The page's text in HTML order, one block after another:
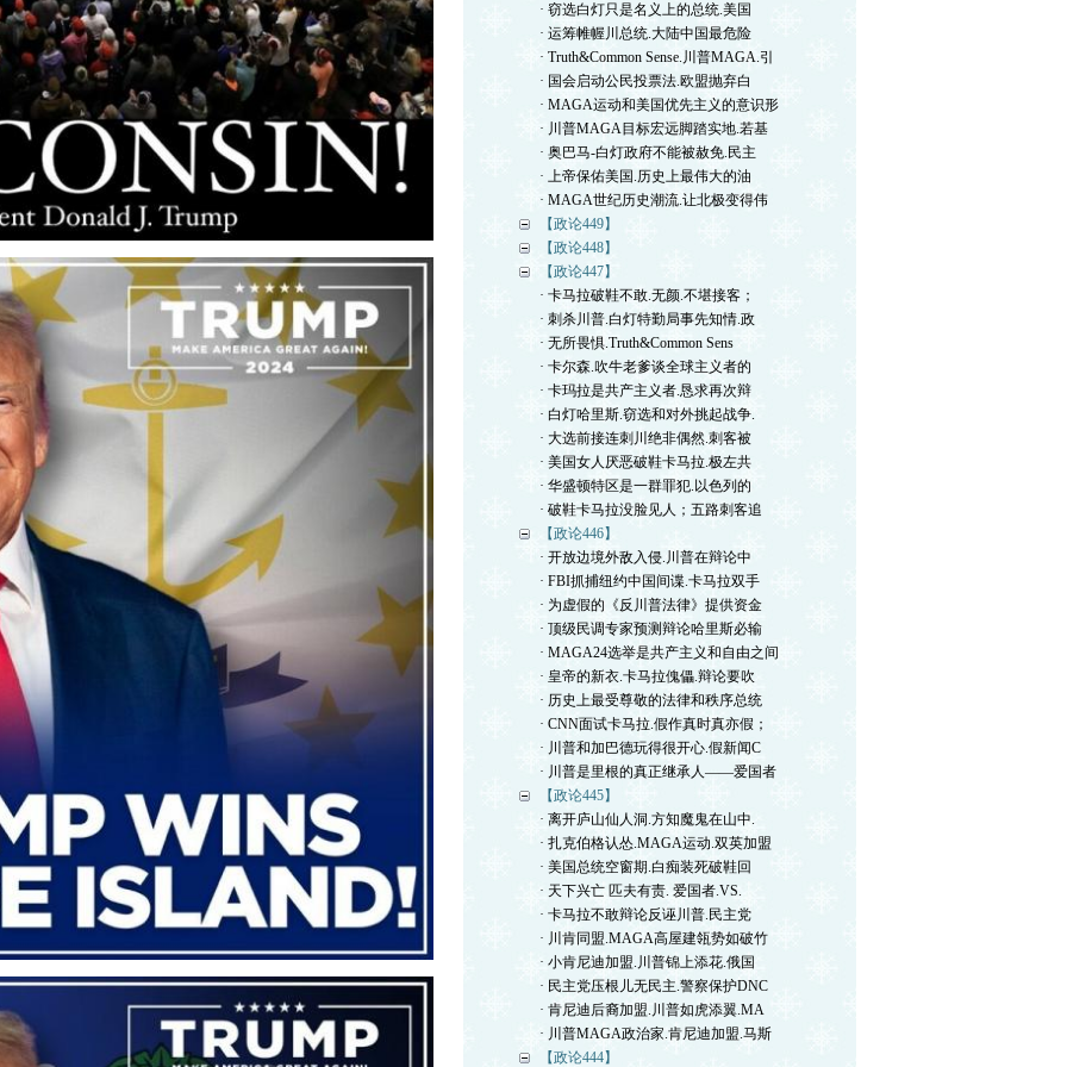
· 窃选白灯只是名义上的总统.美国
· 运筹帷幄川总统.大陆中国最危险
· Truth&Common Sense.川普MAGA.引
· 国会启动公民投票法.欧盟抛弃白
· MAGA运动和美国优先主义的意识形
· 川普MAGA目标宏远脚踏实地.若基
· 奥巴马-白灯政府不能被赦免.民主
· 上帝保佑美国.历史上最伟大的油
· MAGA世纪历史潮流.让北极变得伟
【政论449】
【政论448】
【政论447】
· 卡马拉破鞋不敢.无颜.不堪接客；
· 刺杀川普.白灯特勤局事先知情.政
· 无所畏惧.Truth&Common Sens
· 卡尔森.吹牛老爹谈全球主义者的
· 卡玛拉是共产主义者.恳求再次辩
· 白灯哈里斯.窃选和对外挑起战争.
· 大选前接连刺川绝非偶然.刺客被
· 美国女人厌恶破鞋卡马拉.极左共
· 华盛顿特区是一群罪犯.以色列的
· 破鞋卡马拉没脸见人；五路刺客追
【政论446】
· 开放边境外敌入侵.川普在辩论中
· FBI抓捕纽约中国间谍.卡马拉双手
· 为虚假的《反川普法律》提供资金
· 顶级民调专家预测辩论哈里斯必输
· MAGA24选举是共产主义和自由之间
· 皇帝的新衣.卡马拉傀儡.辩论要吹
· 历史上最受尊敬的法律和秩序总统
· CNN面试卡马拉.假作真时真亦假；
· 川普和加巴德玩得很开心.假新闻C
· 川普是里根的真正继承人——爱国者
【政论445】
· 离开庐山仙人洞.方知魔鬼在山中.
· 扎克伯格认怂.MAGA运动.双英加盟
· 美国总统空窗期.白痴装死破鞋回
· 天下兴亡 匹夫有责. 爱国者.VS.
· 卡马拉不敢辩论反诬川普.民主党
· 川肯同盟.MAGA高屋建瓴势如破竹
· 小肯尼迪加盟.川普锦上添花.俄国
· 民主党压根儿无民主.警察保护DNC
· 肯尼迪后裔加盟.川普如虎添翼.MA
· 川普MAGA政治家.肯尼迪加盟.马斯
【政论444】